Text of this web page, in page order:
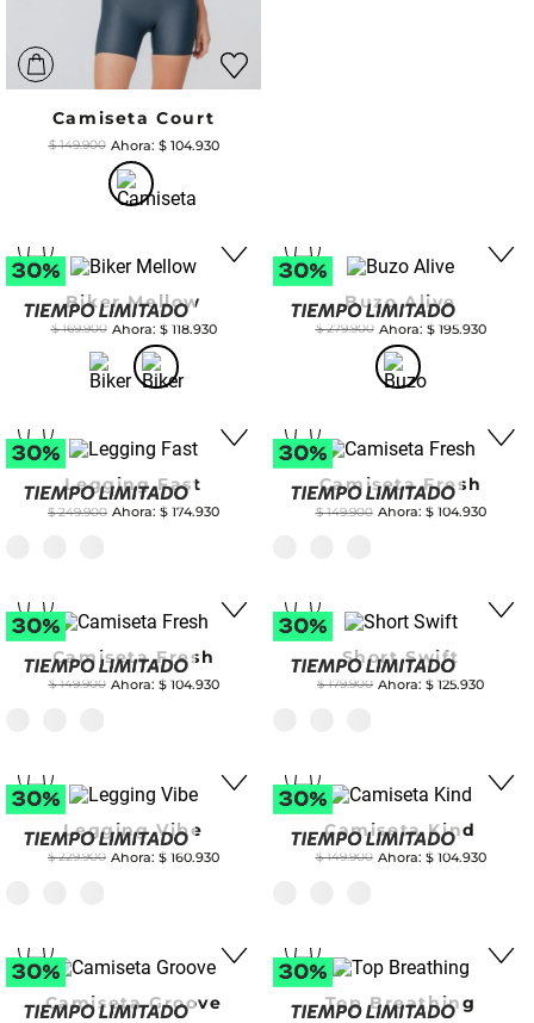
Camiseta Court
$ 149.900 $ 104.930
Biker Mellow
$ 169.900 $ 118.930
Buzo Alive
$ 279.900 $ 195.930
Legging Fast
$ 249.900 $ 174.930
Camiseta Fresh
$ 149.900 $ 104.930
Camiseta Fresh
$ 149.900 $ 104.930
Short Swift
$ 179.900 $ 125.930
Legging Vibe
$ 229.900 $ 160.930
Camiseta Kind
$ 149.900 $ 104.930
Camiseta Groove Top Breathing